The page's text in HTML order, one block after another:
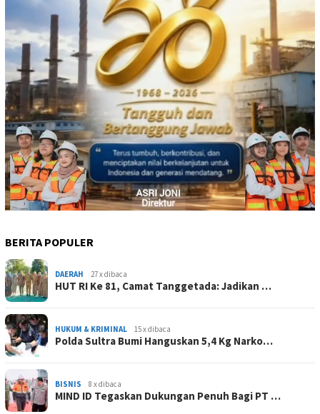
BERITA POPULER
DAERAH 27 x dibaca
HUT RI Ke 81, Camat Tanggetada: Jadikan …
HUKUM & KRIMINAL 15 x dibaca
Polda Sultra Bumi Hanguskan 5,4 Kg Narko…
BISNIS 8 x dibaca
MIND ID Tegaskan Dukungan Penuh Bagi PT …